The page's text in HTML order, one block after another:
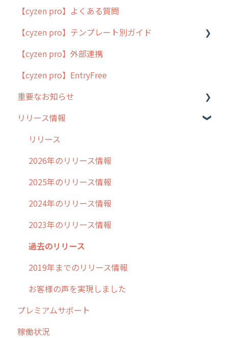
簡易マニュアル
cyzen proの位置情報取得について
用語集
よくある質問
【cyzen pro】よくある質問
【cyzen pro】テンプレート別ガイド
ポスティング
ラウンダー
メンテナンス
外廻り営業
清掃
不動産
【cyzen pro】外部連携
【cyzen pro】EntryFree
重要なお知らせ
過去の重要なお知らせ
障害情報
リリース情報
リリース
2026年のリリース情報
2025年のリリース情報
2024年のリリース情報
2023年のリリース情報
過去のリリース
2019年までのリリース情報
お客様の声を実現しました
プレミアムサポート
稼働状況